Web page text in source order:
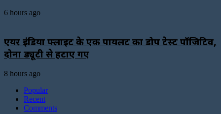
6 hours ago
एयर इंडिया फ्लाइट के एक पायलट का डोप टेस्ट पॉजिटिव,
दोनों ड्यूटी से हटाए गए
8 hours ago
Popular
Recent
Comments